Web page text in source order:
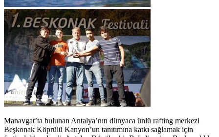
Manavgat’ta bulunan Antalya’nın dünyaca ünlü rafting merkezi
Beşkonak Köprülü Kanyon’un tanıtımına katkı sağlamak için